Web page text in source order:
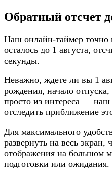
Обратный отсчет
Наш онлайн-таймер точно
осталось до 1 августа,
секунды.
Неважно, ждете ли вы 1
рождения, начало
просто из интереса —
отследить приближение
Для максимального
развернуть на весь экран,
отображения на большом
подготовки или ожидания.